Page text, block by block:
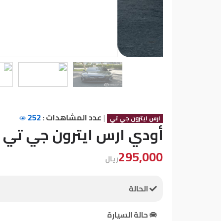
ارس ايترون جي تي | عدد المشاهدات :252
أودي ارس ايترون جي تي
295,000ريال
الحالة
حالة السيارة